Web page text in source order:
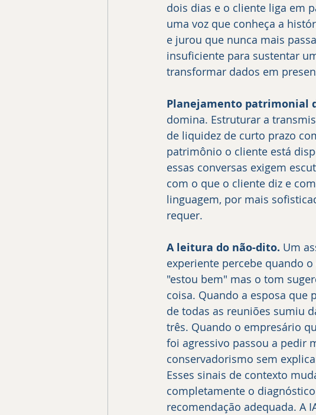
dois dias e o cliente liga em
uma voz que conheça a
e jurou que nunca mais
insuficiente para sustentar
transformar dados em
Planejamento patrimonial
domina. Estruturar a
de liquidez de curto prazo
patrimônio o cliente está
essas conversas exigem
com o que o cliente diz e
linguagem, por mais
requer.
A leitura do não-dito. Um
experiente percebe quando
"estou bem" mas o tom
coisa. Quando a esposa que
de todas as reuniões sumiu
três. Quando o empresário
foi agressivo passou a pedir
conservadorismo sem
Esses sinais de contexto
completamente o
recomendação adequada. A